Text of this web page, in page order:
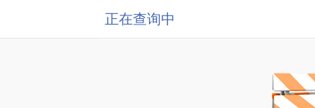
正在查询中